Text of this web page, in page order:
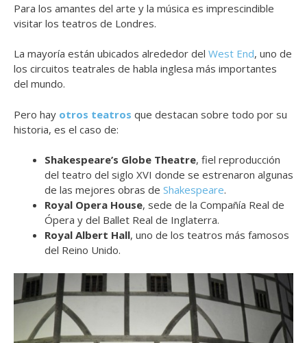
Para los amantes del arte y la música es imprescindible
visitar los teatros de Londres.
La mayoría están ubicados alrededor del West End, uno de
los circuitos teatrales de habla inglesa más importantes
del mundo.
Pero hay otros teatros que destacan sobre todo por su
historia, es el caso de:
Shakespeare’s Globe Theatre, fiel reproducción
del teatro del siglo XVI donde se estrenaron algunas
de las mejores obras de Shakespeare.
Royal Opera House, sede de la Compañía Real de
Ópera y del Ballet Real de Inglaterra.
Royal Albert Hall, uno de los teatros más famosos
del Reino Unido.